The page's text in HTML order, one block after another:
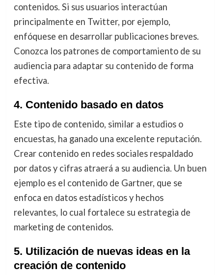
contenidos. Si sus usuarios interactúan
principalmente en Twitter, por ejemplo,
enfóquese en desarrollar publicaciones breves.
Conozca los patrones de comportamiento de su
audiencia para adaptar su contenido de forma
efectiva.
4. Contenido basado en datos
Este tipo de contenido, similar a estudios o
encuestas, ha ganado una excelente reputación.
Crear contenido en redes sociales respaldado
por datos y cifras atraerá a su audiencia. Un buen
ejemplo es el contenido de Gartner, que se
enfoca en datos estadísticos y hechos
relevantes, lo cual fortalece su estrategia de
marketing de contenidos.
5. Utilización de nuevas ideas en la
creación de contenido